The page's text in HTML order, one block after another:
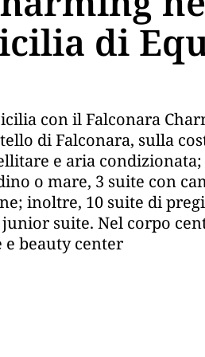
di
con il Falconara
di Falconara, sulla
e aria
o mare, 3 suite con
inoltre, 10 suite di
junior suite. Nel corpo
beauty center